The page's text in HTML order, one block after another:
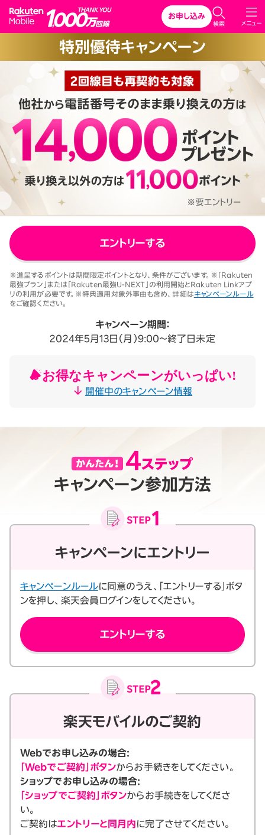
Rakuten Mobile
メニュー
検索
お申し込み
特別優待キャンペーン
エントリーする
※進呈するポイントは期間限定ポイントとなり、条件がございます。※「Rakuten
最強プラン」または「Rakuten最強U-NEXT」の利用開始とRakuten Linkアプ
リの利用が必要です。※特典適用対象外事由も含め、詳細はキャンペーンルール
をご確認ください。
キャンペーン期間：
2024年5月13日（月）9:00～終了日未定
お得なキャンペーンがいっぱい!
開催中のキャンペーン情報
キャンペーン参加方法
キャンペーンにエントリー
キャンペーンルールに同意のうえ、「エントリーする」ボタ
ンを押し、楽天会員ログインをしてください。
エントリーする
楽天モバイルのご契約
Webでお申し込みの場合:
「Webでご契約」ボタンからお手続きをしてください。
ショップでお申し込みの場合:
「ショップでご契約」ボタンからお手続きをしてくださ
い。
ご契約はエントリーと同月内に完了させてください。
※1 同一名義で累計5回線以上ご契約の場合、2025年11月19日より1回
線につき3,500円（税込3,850円、開通翌々月に確定）。「累計」とは、楽
天モバイルがサービスを本格開始した2020年4月8日以降に契約され
たすべての回線（解約済みの回線も含む）の合計数を指します。
C
l
s
e